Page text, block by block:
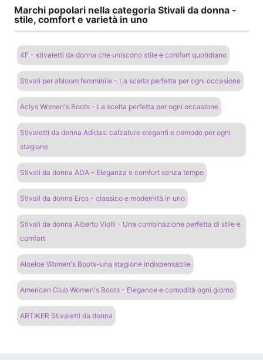
Marchi popolari nella categoria Stivali da donna -
stile, comfort e varietà in uno
4F – stivaletti da donna che uniscono stile e comfort quotidiano
Stivali per abloom femminile - La scelta perfetta per ogni occasione
Aclys Women's Boots - La scelta perfetta per ogni occasione
Stivaletti da donna Adidas: calzature eleganti e comode per ogni
stagione
Stivali da donna ADA - Eleganza e comfort senza tempo
Stivali da donna Eros - classico e modernità in uno
Stivali da donna Alberto Violli - Una combinazione perfetta di stile e
comfort
Aloeloe Women's Boots-una stagione indispensabile
American Club Women's Boots - Elegance e comodità ogni giorno
ARTIKER Stivaletti da donna